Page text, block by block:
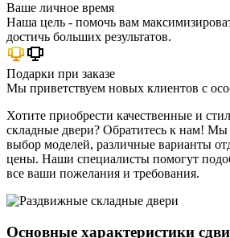
Ваше личное время
Наша цель - помочь вам
достичь больших результатов.
Подарки при заказе
Мы приветствуем новых клиентов с
Хотите приобрести качественные и
складные двери? Обратитесь к нам!
выбор моделей, различные варианты
цены. Наши специалисты помогут
все ваши пожелания и требования.
Основные характеристики